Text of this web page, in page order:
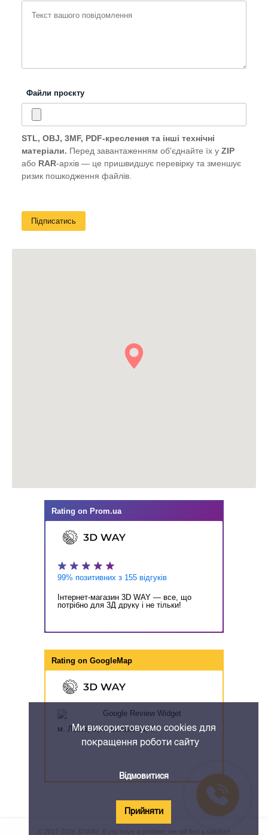
Ми використовуємо cookies для
покращення роботи сайту
Відмовитися
Прийняти
Файли проєкту
STL, OBJ, 3MF, PDF-креслення та інші технічні
матеріали. Перед завантаженням об'єднайте їх уZIP
або RAR-архів — це пришвидшує перевірку та зменшує
ризик пошкодження файлів.
Підписатись
Rating on Prom.ua
99% позитивних з 155 відгуків
Інтернет-магазин 3D WAY — все, що
потрібно для 3Д друку і не тільки!
Rating on GoogleMap
м. Львів, вул. Балабана, 8